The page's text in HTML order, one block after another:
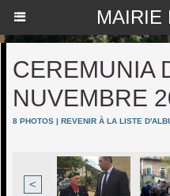
MAIRIE
CEREMUNIA
NUVEMBRE
8 PHOTOS | REVENIR À LA LISTE
<